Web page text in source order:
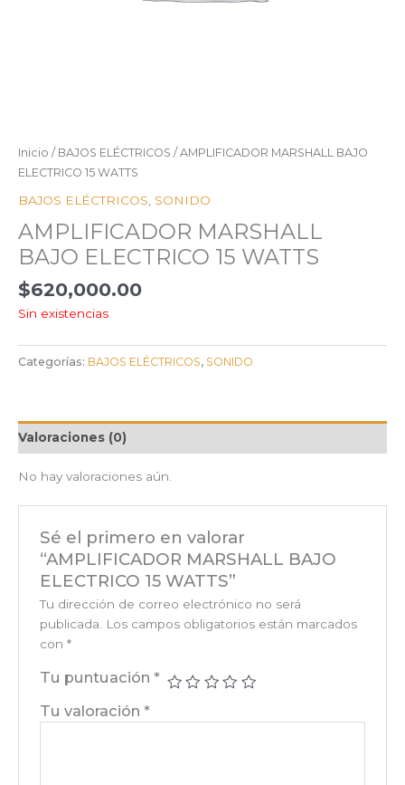
Inicio / BAJOS ELÉCTRICOS / AMPLIFICADOR MARSHALL BAJO
ELECTRICO 15 WATTS
BAJOS ELÉCTRICOS SONIDO
AMPLIFICADOR MARSHALL
BAJO ELECTRICO 15 WATTS
$620,000.00
Sin existencias
Categorías: BAJOS ELÉCTRICOS, SONIDO
Valoraciones (0)
No hay valoraciones aún.
Sé el primero en valorar
“AMPLIFICADOR MARSHALL BAJO
ELECTRICO 15 WATTS”
Tu dirección de correo electrónico no será
publicada. Los campos obligatorios están marcados
con *
Tu puntuación *
Tu valoración *